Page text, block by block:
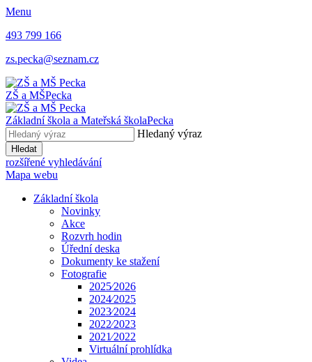
Menu
493 799 166
zs.pecka@seznam.cz
ZŠ a MŠPecka
Základní škola a Mateřská školaPecka
Hledaný výraz
Hledat
rozšířené vyhledávání
Mapa webu
Základní škola
Novinky
Akce
Rozvrh hodin
Úřední deska
Dokumenty ke stažení
Fotografie
2025⁄2026
2024⁄2025
2023⁄2024
2022⁄2023
2021⁄2022
Virtuální prohlídka